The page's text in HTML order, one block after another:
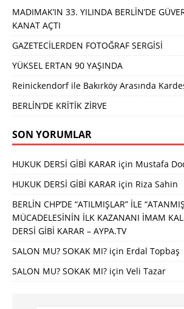
MADIMAK’IN 33. YILINDA BERLİN’DE
KANAT AÇTI
GAZETECİLERDEN FOTOĞRAF SERGİSİ
YÜKSEL ERTAN 90 YAŞINDA
Reinickendorf ile Bakırköy Arasında
BERLİN’DE KRİTİK ZİRVE
SON YORUMLAR
HUKUK DERSİ GİBİ KARAR için Mustafa
HUKUK DERSİ GİBİ KARAR için Riza Sahin
BERLİN CHP’DE “ATILMIŞLAR” İLE
MÜCADELESİNİN İLK KAZANANI İMAM
DERSİ GİBİ KARAR – AYPA.TV
SALON MU? SOKAK MI? için Erdal Topbaş
SALON MU? SOKAK MI? için Veli Tazar